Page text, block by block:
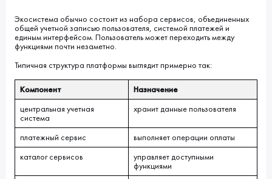
Экосистема обычно состоит из набора сервисов, объединенных
общей учетной записью пользователя, системой платежей и
единым интерфейсом. Пользователь может переходить между
функциями почти незаметно.
Типичная структура платформы выглядит примерно так:
Компонент
Назначение
центральная учетная
система
хранит данные пользователя
платежный сервис
выполняет операции оплаты
каталог сервисов
управляет доступными
функциями